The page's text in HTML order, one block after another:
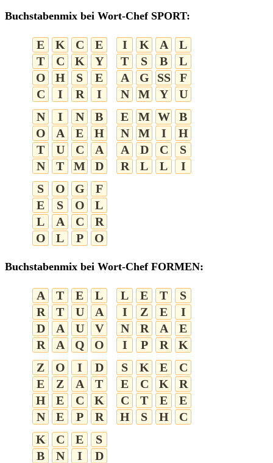
Buchstabenmix bei Wort-Chef SPORT:
E K C
E
T
C K
Y
O
H S
E
C
I R I
I K A
L
T
S B
L
A
G SS
F
N
M Y
U
N
I N
B
O
A E
H
T
U C
A
N
T M D
E M W
B
N
M I
H
A
D C
S
R
L L
I
S
O G
F
E
S O
L
L
A C
R
O
L P O
Buchstabenmix bei Wort-Chef FORMEN:
A T E
L
R
T U
A
D
A U
V
R
A Q O
L E T
S
I
Z E
I
N
R A
E
I
P R
K
Z
O I
D
E
Z A
T
H
E C
K
N
E P R
S K E
C
E
C K
R
C
T E
E
H
S H
C
K
C E
S
B
N I
D